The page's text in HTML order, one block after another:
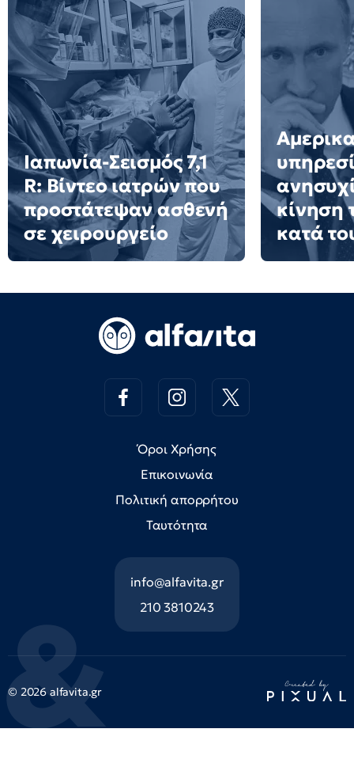
Ιαπωνία-Σεισμός 7,1
R: Βίντεο ιατρών που
προστάτεψαν ασθενή
σε χειρουργείο
κίνηση
κατά
Όροι Χρήσης
Επικοινωνία
Πολιτική απορρήτου
Ταυτότητα
info@alfavita.gr
210 3810243
© 2026 alfavita.gr